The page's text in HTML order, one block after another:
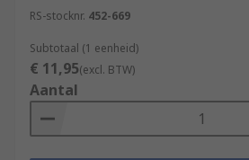
RS-stocknr. 452-669
Subtotaal (1 eenheid)
€ 11,95(excl. BTW)
Aantal